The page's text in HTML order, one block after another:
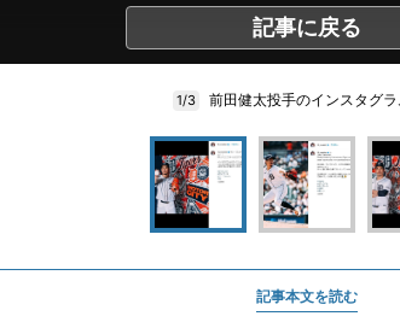
記事に戻る
1/3 前田健太投手のインスタグラ
記事本文を読む